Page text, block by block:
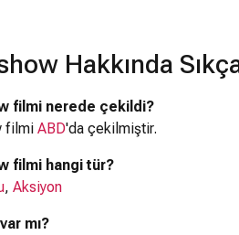
Hakkında
filmi nerede çekildi?
filmi ABD'da çekilmiştir.
filmi hangi tür?
, Aksiyon
mı?